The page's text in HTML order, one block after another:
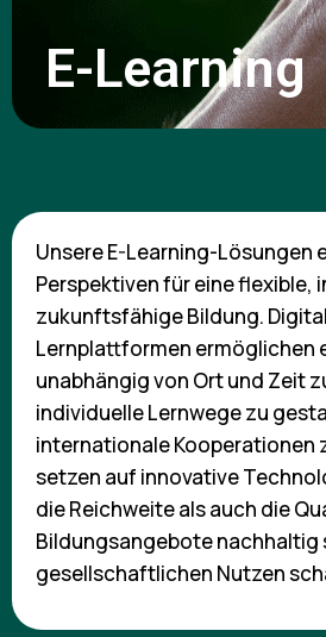
E-Learning
Unsere E-Learning-Lösungen
Perspektiven für eine flexible,
zukunftsfähige Bildung.
Lernplattformen ermöglichen
unabhängig von Ort und Zeit
individuelle Lernwege zu
internationale Kooperationen
setzen auf innovative
die Reichweite als auch die
Bildungsangebote nachhaltig
gesellschaftlichen Nutzen